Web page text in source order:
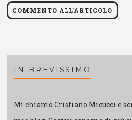
IN BREVISSIMO
Mi chiamo Cristiano Micucci e